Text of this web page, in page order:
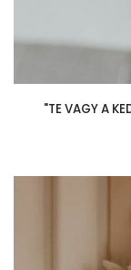
"TE VAGY A